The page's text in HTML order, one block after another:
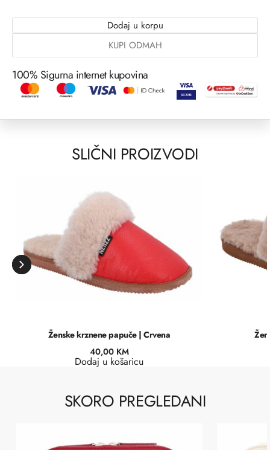
Dodaj u korpu
KUPI ODMAH
100% Sigurna internet kupovina
SLIČNI PROIZVODI
Ženske krznene papuče | Crvena
40,00 KM
Dodaj u košaricu
SKORO PREGLEDANI